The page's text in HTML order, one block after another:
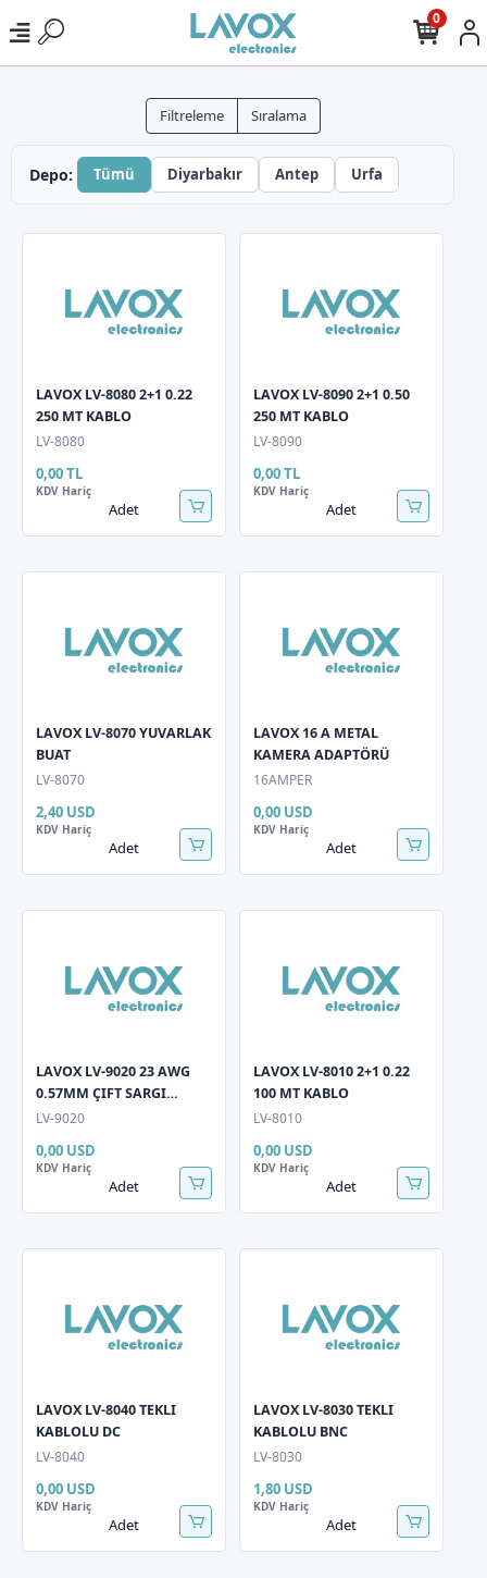
0
Filtreleme Sıralama
Depo: Tümü Diyarbakır Antep Urfa
LAVOX LV-8080 2+1 0.22
250 MT KABLO
LV-8080
0,00 TL
KDV Hariç
Adet
LAVOX LV-8090 2+1 0.50
250 MT KABLO
LV-8090
0,00 TL
KDV Hariç
Adet
LAVOX LV-8070 YUVARLAK
BUAT
LV-8070
2,40 USD
KDV Hariç
Adet
LAVOX 16 A METAL
KAMERA ADAPTÖRÜ
16AMPER
0,00 USD
KDV Hariç
Adet
LAVOX LV-9020 23 AWG
0.57MM ÇIFT SARGI
OUTDOOR CAT 6
LV-9020
0,00 USD
KDV Hariç
Adet
LAVOX LV-8010 2+1 0.22
100 MT KABLO
LV-8010
0,00 USD
KDV Hariç
Adet
LAVOX LV-8040 TEKLI
KABLOLU DC
LV-8040
0,00 USD
KDV Hariç
Adet
LAVOX LV-8030 TEKLI
KABLOLU BNC
LV-8030
1,80 USD
KDV Hariç
Adet